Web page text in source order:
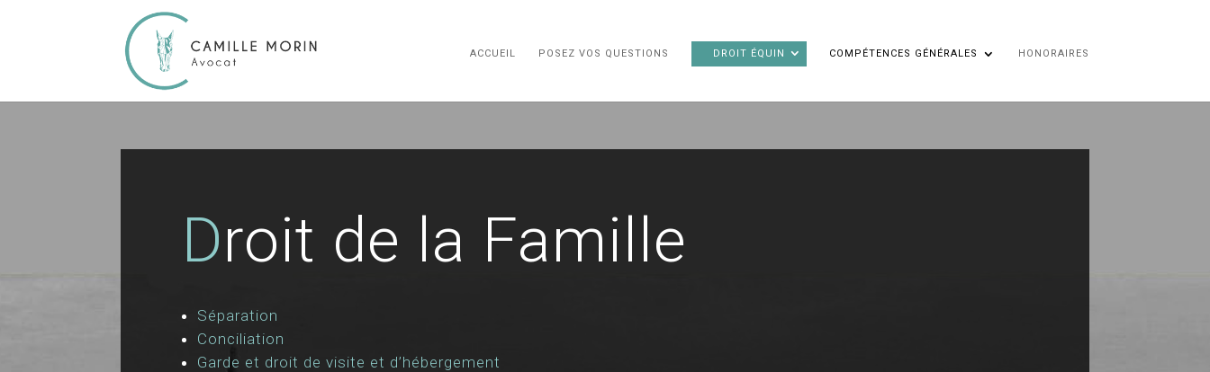
ACCUEIL POSEZ VOS QUESTIONS DROIT ÉQUIN COMPÉTENCES GÉNÉRALES HONORAIRES
Droit de la Famille
Séparation
Conciliation
Garde et droit de visite et d’hébergement